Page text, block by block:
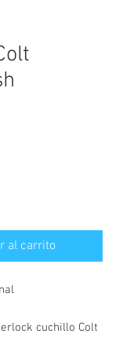
al carrito
cuchillo Colt